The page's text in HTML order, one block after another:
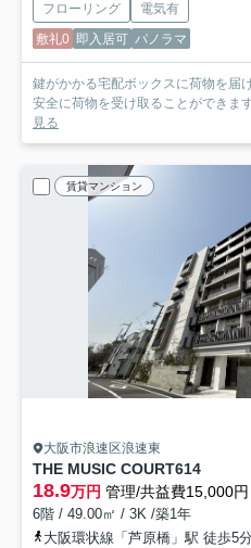
フローリング
電気有
敷礼0 即入居可 パノラマ
鍵がかかる宅配ボックスに荷物を届
安全に荷物を受け取ることができま
見る
賃貸マンション
大阪市浪速区浪速東
THE MUSIC COURT614
18.9万円 管理/共益費15,000円
6階 / 49.00㎡ / 3K /築1年
大阪環状線「芦原橋」駅 徒歩5